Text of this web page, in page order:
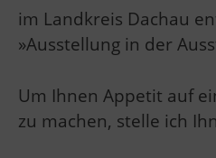
im Landkreis Dachau
»Ausstellung in der
Um Ihnen Appetit auf
zu machen, stelle ich